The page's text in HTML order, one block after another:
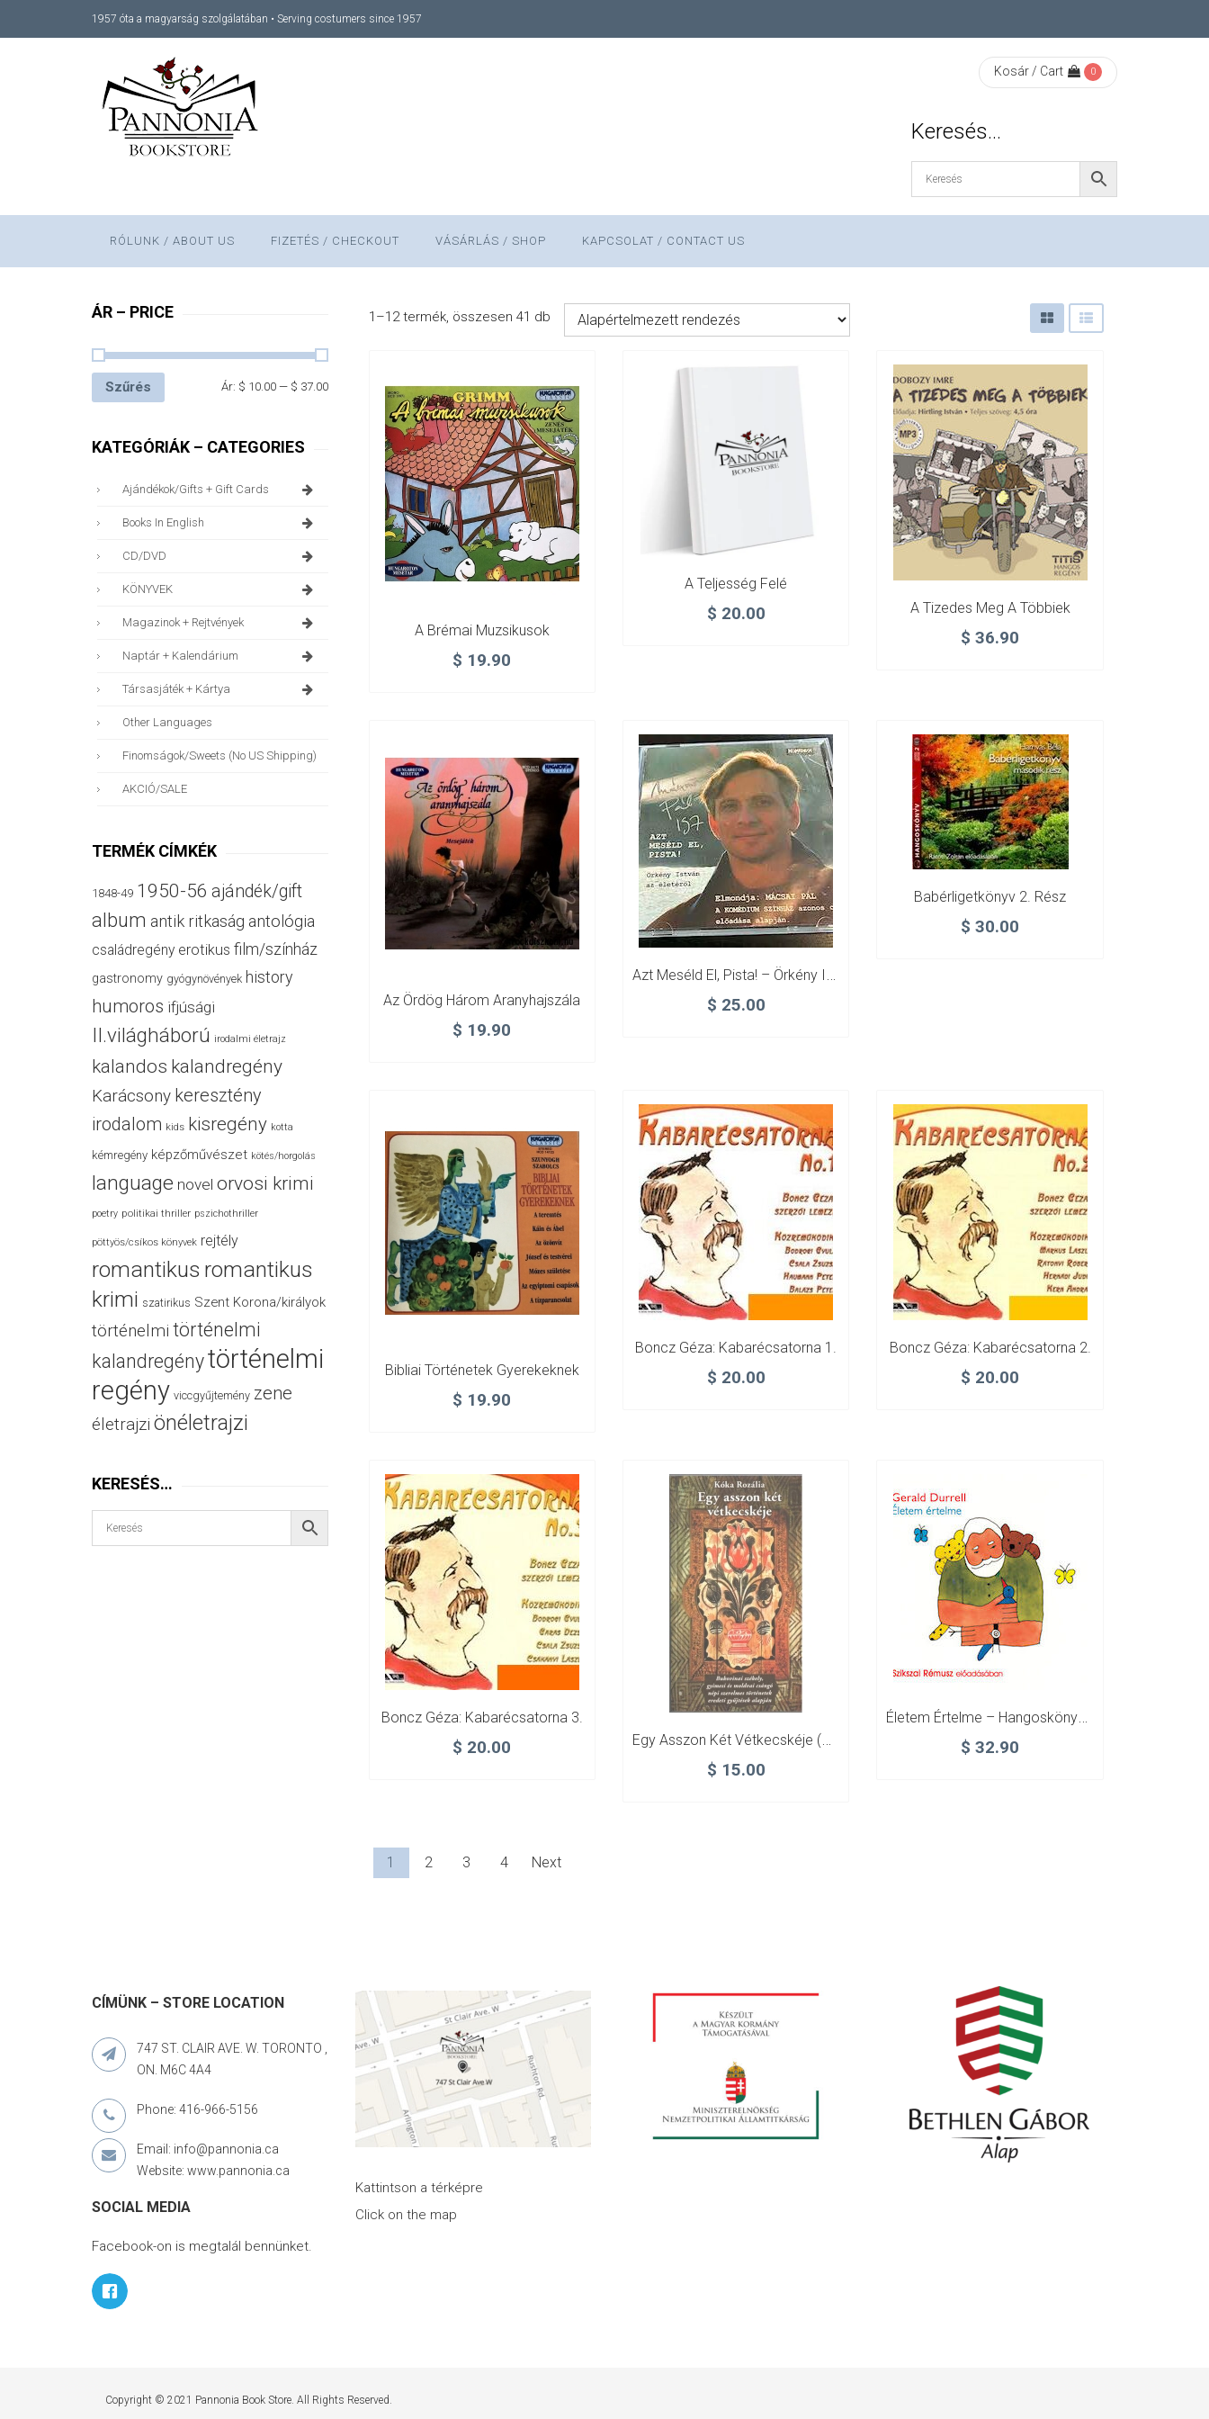
1957 óta a magyarság szolgálatában • Serving costumers since 1957
Kosár / Cart 0
Keresés…
RÓLUNK / ABOUT US FIZETÉS / CHECKOUT VÁSÁRLÁS / SHOP KAPCSOLAT / CONTACT US
1–12 termék, összesen 41 db
A Brémai Muzsikusok
$ 19.90
A Teljesség Felé
$ 20.00 A Tizedes Meg A Többiek
$ 36.90
Az Ördög Három Aranyhajszála
$ 19.90
$ 25.00
Babérligetkönyv 2. Rész
$ 30.00
Bibliai Történetek Gyerekeknek
$ 19.90
Boncz Géza: Kabarécsatorna 1.
$ 20.00
Boncz Géza: Kabarécsatorna 2.
$ 20.00
Boncz Géza: Kabarécsatorna 3.
$ 20.00 Egy Asszon Két Vétkecskéje (székely, Csángó Szerelmes Történetek
$ 15.00
$ 32.90
1 2 3 4 Next
ÁR – PRICE
Szűrés Ár: $ 10.00— $ 37.00
KATEGÓRIÁK – CATEGORIES
Ajándékok/gifts + Gift Cards
Books In English
CD/DVD
KÖNYVEK
Magazinok + Rejtvények
Naptár + Kalendárium
Társasjáték + Kártya
Other Languages
Finomságok/sweets (no US Shipping)
AKCIÓ/SALE
TERMÉK CÍMKÉK
1848-49 1950-56 ajándék/gift
album antik ritkaság antológia
családregény erotikus film/színház
gastronomy gyógynövények history
humoros ifjúsági
II.világháború irodalmi életrajz
kalandos kalandregény
Karácsony keresztény
irodalom kids kisregény kotta
kémregény képzőművészet kötés/horgolás
language novel orvosi krimi
poetry politikai thriller pszichothriller
pöttyös/csíkos könyvek rejtély
romantikus romantikus
krimi szatirikus Szent Korona/királyok
történelmi történelmi
kalandregénytörténelmi
regény viccgyűjtemény zene
életrajzi önéletrajzi
KERESÉS…
CÍMÜNK – STORE LOCATION
747 ST. CLAIR AVE. W. TORONTO ,
ON. M6C 4A4
Phone: 416-966-5156
Email: info@pannonia.ca
Website: www.pannonia.ca
SOCIAL MEDIA
Facebook-on is megtalál bennünket.
Kattintson a térképre
Click on the map
Copyright © 2021 Pannonia Book Store. All Rights Reserved.